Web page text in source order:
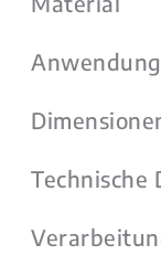
Technische